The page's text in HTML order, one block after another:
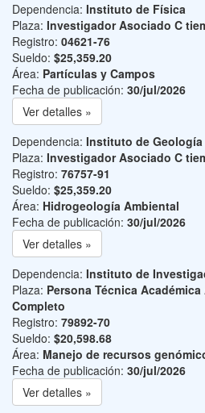
Dependencia: Instituto de Física
Plaza: Investigador Asociado C
Registro: 04621-76
Sueldo: $25,359.20
Área: Partículas y Campos
Fecha de publicación: 30/jul/2026
Ver detalles »
Dependencia: Instituto de Geología
Plaza: Investigador Asociado C
Registro: 76757-91
Sueldo: $25,359.20
Área: Hidrogeología Ambiental
Fecha de publicación: 30/jul/2026
Ver detalles »
Dependencia: Instituto de
Plaza: Persona Técnica
Completo
Registro: 79892-70
Sueldo: $20,598.68
Área: Manejo de recursos
Fecha de publicación: 30/jul/2026
Ver detalles »